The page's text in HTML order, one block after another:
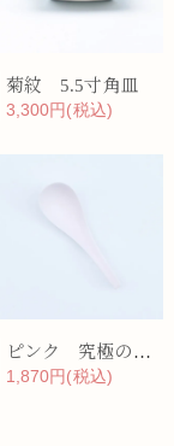
菊紋 5.5寸角皿
3,300円(税込)
ピンク 究極のレンゲ
1,870円(税込)